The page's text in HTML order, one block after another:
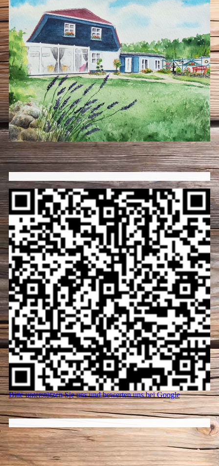
Bitte unterstützen Sie uns und bewerten uns bei Google